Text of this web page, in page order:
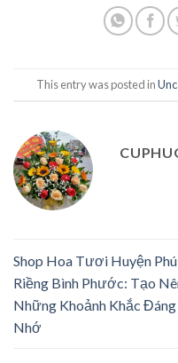
This entry was posted in
Shop Hoa Tươi Huyện Phú
Riềng Bình Phước: Tạo
Những Khoảnh Khắc Đáng
Nhớ